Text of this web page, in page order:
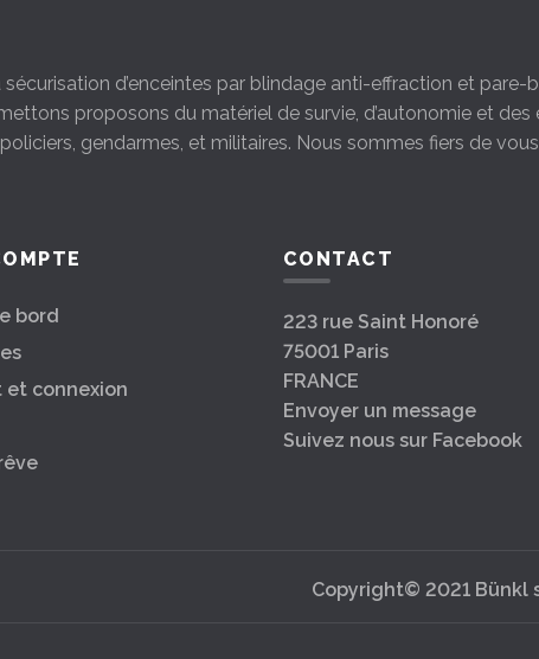
sécurisation d’enceintes par blindage anti-effraction et pare-
proposons du matériel de survie, d’autonomie et
gendarmes, et militaires. Nous sommes fiers de
bord
connexion
CONTACT
223 rue Saint Honoré
75001 Paris
FRANCE
Envoyer un message
Suivez nous sur Facebook
Copyright© 2021 Bünkl